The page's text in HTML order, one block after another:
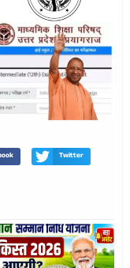
Twitter